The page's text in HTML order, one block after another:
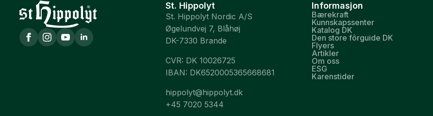
St. Hippolyt
St. Hippolyt Nordic A/S
Øgelundvej 7, Blåhøj
DK-7330 Brande
CVR: DK 10026725
IBAN: DK6520005365668681
hippolyt@hippolyt.dk
+45 7020 5344
Informasjon
Bærekraft
Kunnskapssenter
Katalog DK
Den store fôrguide DK
Flyers
Artikler
Om oss
ESG
Karenstider